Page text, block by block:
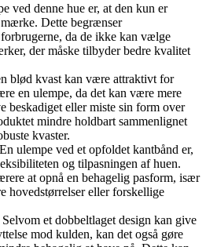
ved denne hue er, at den kun er
Dette begrænser
da de ikke kan vælge
der måske tilbyder bedre kvalitet
blød kvast kan være attraktivt for
en ulempe, da det kan være mere
beskadiget eller miste sin form over
mindre holdbart sammenlignet
kvaster.
ulempe ved et opfoldet kantbånd er,
og tilpasningen af huen.
at opnå en behagelig pasform, især
hovedstørrelser eller forskellige
Selvom et dobbeltlaget design kan give
mod kulden, kan det også gøre